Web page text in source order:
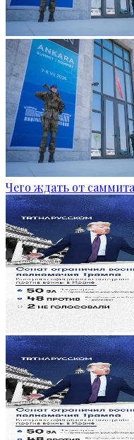
Чего ждать от